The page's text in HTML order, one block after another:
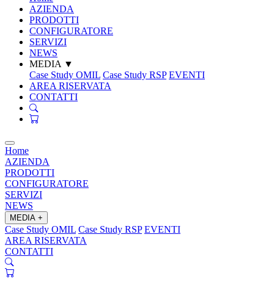
AZIENDA
PRODOTTI
CONFIGURATORE
SERVIZI
NEWS
MEDIA ▼
Case Study OMIL Case Study RSP EVENTI
AREA RISERVATA
CONTATTI
Home
AZIENDA
PRODOTTI
CONFIGURATORE
SERVIZI
NEWS
MEDIA +
Case Study OMIL Case Study RSP EVENTI
AREA RISERVATA
CONTATTI